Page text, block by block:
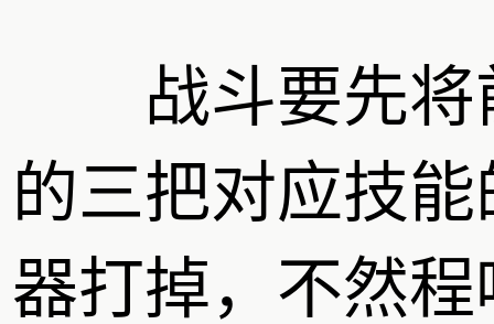
战斗要先将
的三把对应技能
器打掉，不然程